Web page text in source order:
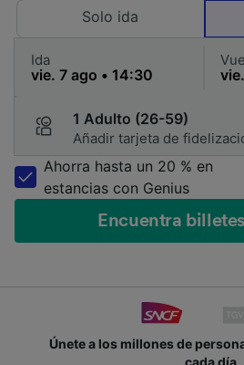
Solo ida
Ida
1 Adulto (26-59)
Añadir tarjeta de
Ahorra hasta un 20 % en
estancias con Genius
Encuentra
Únete a los millones de
cada día